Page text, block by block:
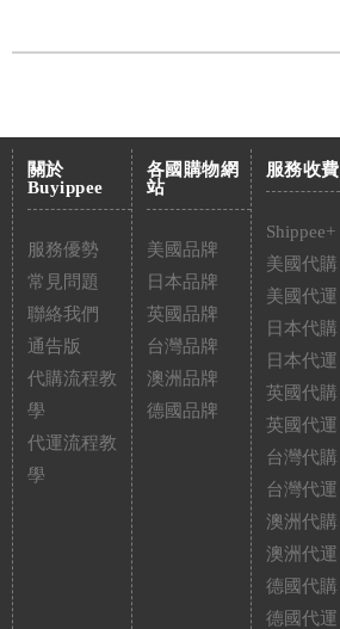
關於
Buyippee
服務優勢
常見問題
聯絡我們
通告版
代購流程教
學
代運流程教
學
各國購物網
站
美國品牌
日本品牌
英國品牌
台灣品牌
澳洲品牌
德國品牌
服務收費
Shippee+
美國代購
美國代運
日本代購
日本代運
英國代購
英國代運
台灣代購
台灣代運
澳洲代購
澳洲代運
德國代購
德國代運